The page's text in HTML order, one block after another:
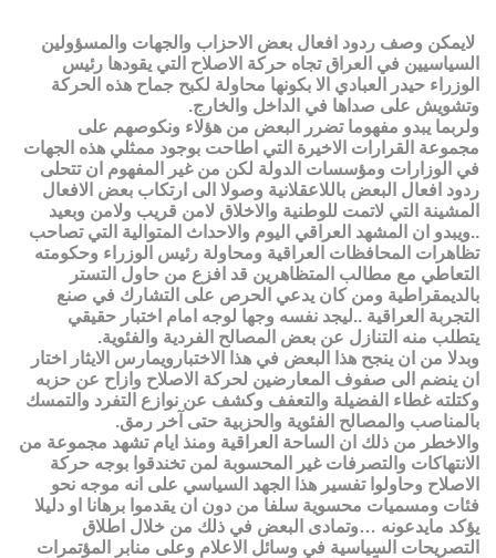
لايمكن وصف ردود افعال بعض الاحزاب والجهات والمسؤولين
السياسيين في العراق تجاه حركة الاصلاح التي يقودها رئيس
الوزراء حيدر العبادي الا بكونها محاولة لكبح جماح هذه الحركة
وتشويش على صداها في الداخل والخارج.
ولربما يبدو مفهوما تضرر البعض من هؤلاء ونكوصهم على
مجموعة القرارات الاخيرة التي اطاحت بوجود ممثلي هذه الجهات
في الوزارات ومؤسسات الدولة لكن من غير المفهوم ان تتحلى
ردود افعال البعض باللاعقلانية وصولا الى ارتكاب بعض الافعال
المشينة التي لاتمت للوطنية والاخلاق لامن قريب ولامن وبعيد
..ويبدو ان المشهد العراقي اليوم والاحداث المتوالية التي تصاحب
تظاهرات المحافظات العراقية ومحاولة رئيس الوزراء وحكومته
التعاطي مع مطالب المتظاهرين قد افزع من حاول التستر
بالديمقراطية ومن كان يدعي الحرص على التشارك في صنع
التجربة العراقية ..ليجد نفسه وجها لوجه امام اختبار حقيقي
يتطلب منه التنازل عن بعض المصالح الفردية والفئوية.
وبدلا من ان ينجح هذا البعض في هذا الاختبارويمارس الايثار اختار
ان ينضم الى صفوف المعارضين لحركة الاصلاح وازاح عن حزبه
وكتلته غطاء الفضيلة والتعفف وكشف عن نوازع التفرد والتمسك
بالمناصب والمصالح الفئوية والحزبية حتى آخر رمق.
والاخطر من ذلك ان الساحة العراقية ومنذ ايام تشهد مجموعة من
الانتهاكات والتصرفات غير المحسوبة لمن تخندقوا بوجه حركة
الاصلاح وحاولوا تفسير هذا الجهد السياسي على انه موجه نحو
فئات ومسميات محسوية سلفا من دون ان يقدموا برهانا او دليلا
يؤكد مايدعونه …وتمادى البعض في ذلك من خلال اطلاق
التصريحات السياسية في وسائل الاعلام وعلى منابر المؤتمرات